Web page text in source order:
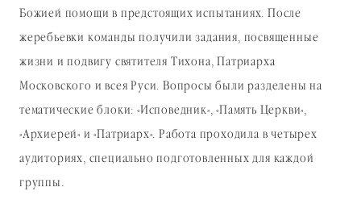
Божией помощи в предстоящих испытаниях. После
жеребьевки команды получили задания, посвященные
жизни и подвигу святителя Тихона, Патриарха
Московского и всея Руси. Вопросы были разделены на
тематические блоки: «Исповедник», «Память Церкви»,
«Архиерей» и «Патриарх». Работа проходила в четырех
аудиториях, специально подготовленных для каждой
группы.